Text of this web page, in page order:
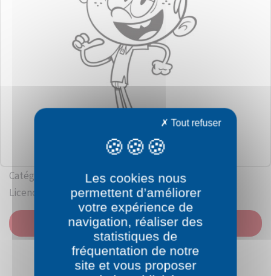
Catégorie: Bienvenue chez les Loud
Licence: Chris Savino / Nickelodeon
IMPRIMER
Les cookies nous
permettent d’améliorer
votre expérience de
navigation, réaliser des
statistiques de
fréquentation de notre
site et vous proposer
Tout refuser